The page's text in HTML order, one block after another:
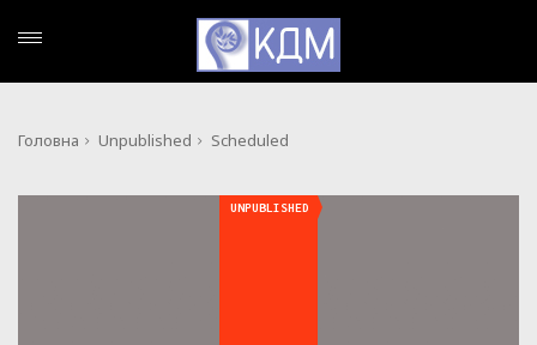
Головна Unpublished Scheduled
UNPUBLISHED